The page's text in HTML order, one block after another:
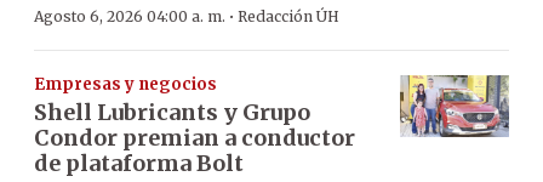
Agosto 6, 2026 04:00 a. m. · Redacción ÚH
Empresas y negocios
Shell Lubricants y Grupo
Condor premian a conductor
de plataforma Bolt